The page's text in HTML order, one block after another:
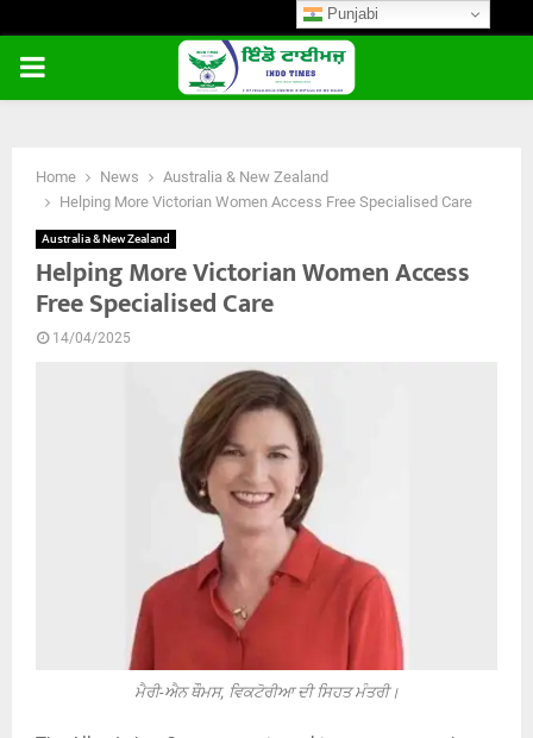
PRIMARY
Home News
Australia & New Zealand
Helping More Victorian Women Access Free Specialised Care
Australia & New Zealand
Helping More Victorian Women Access
Free Specialised Care
14/04/2025
ਮੈਰੀ-ਐਨ ਥੌਮਸ, ਵਿਕਟੋਰੀਆ ਦੀ ਸਿਹਤ ਮੰਤਰੀ।
Punjabi